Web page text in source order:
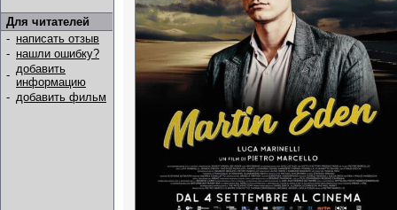
Для читателей
- написать отзыв
- нашли ошибку?
- добавить
информацию
- добавить фильм